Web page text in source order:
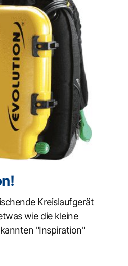
Kreislaufgerät
wie die kleine
"Inspiration"